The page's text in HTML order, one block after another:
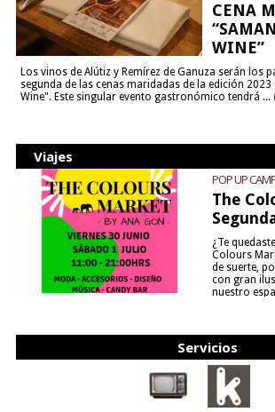
CENA
WINE”
Los vinos de Alútiz y Remírez de Ganuza serán los
segunda de las cenas maridadas de la edición 2023
Wine". Este singular evento gastronómico tendrá ...
Viajes
POP UP
The
¿Te
Colours
de suerte,
con gran
nuestro
Servicios